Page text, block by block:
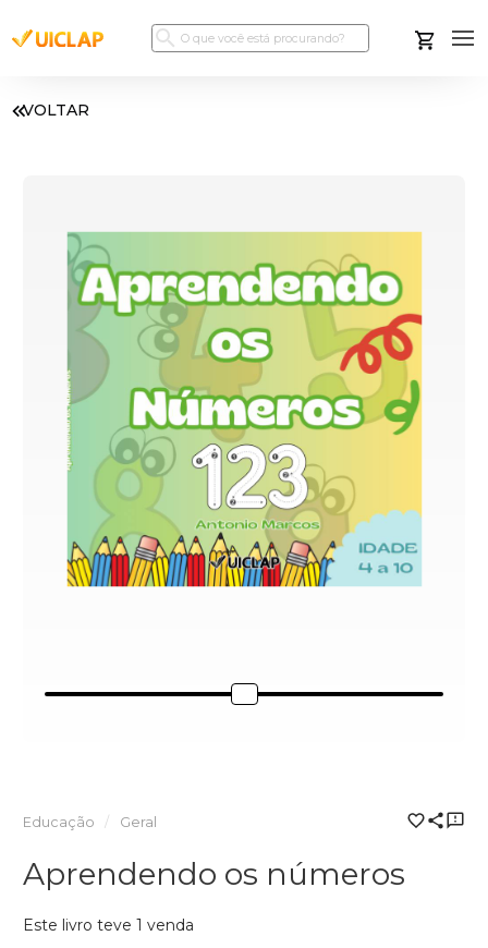
VOLTAR
Educação Geral
Aprendendo os números
Este livro teve 1 venda